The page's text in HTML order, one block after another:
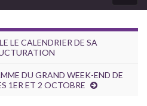
LE CALENDRIER DE SA
DU GRAND WEEK-END DE
1ER ET 2 OCTOBRE